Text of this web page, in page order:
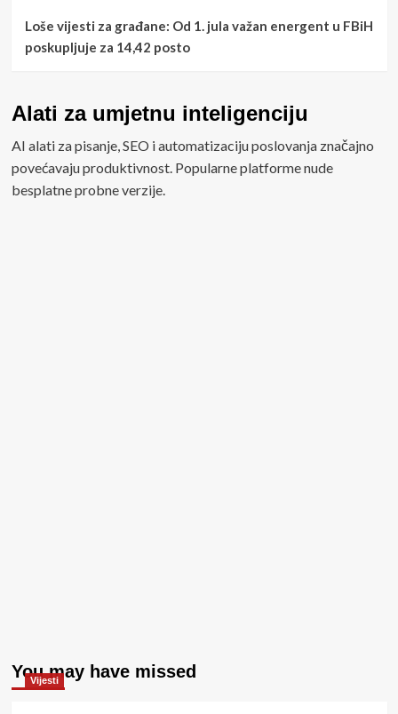
Loše vijesti za građane: Od 1. jula važan energent u FBiH
poskupljuje za 14,42 posto
Alati za umjetnu inteligenciju
AI alati za pisanje, SEO i automatizaciju poslovanja značajno
povećavaju produktivnost. Popularne platforme nude
besplatne probne verzije.
You may have missed
Vijesti